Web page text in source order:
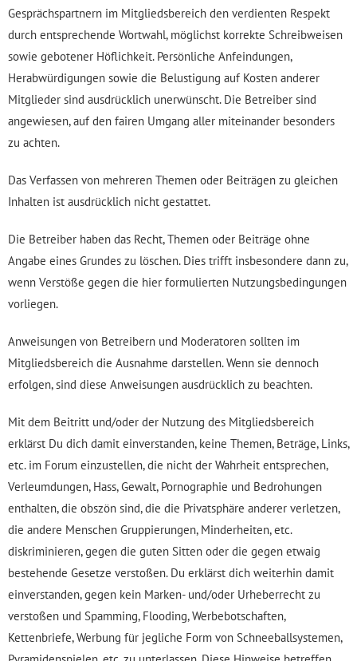
Gesprächspartnern im Mitgliedsbereich den verdienten Respekt
durch entsprechende Wortwahl, möglichst korrekte Schreibweisen
sowie gebotener Höflichkeit. Persönliche Anfeindungen,
Herabwürdigungen sowie die Belustigung auf Kosten anderer
Mitglieder sind ausdrücklich unerwünscht. Die Betreiber sind
angewiesen, auf den fairen Umgang aller miteinander besonders
zu achten.
Das Verfassen von mehreren Themen oder Beiträgen zu gleichen
Inhalten ist ausdrücklich nicht gestattet.
Die Betreiber haben das Recht, Themen oder Beiträge ohne
Angabe eines Grundes zu löschen. Dies trifft insbesondere dann zu,
wenn Verstöße gegen die hier formulierten Nutzungsbedingungen
vorliegen.
Anweisungen von Betreibern und Moderatoren sollten im
Mitgliedsbereich die Ausnahme darstellen. Wenn sie dennoch
erfolgen, sind diese Anweisungen ausdrücklich zu beachten.
Mit dem Beitritt und/oder der Nutzung des Mitgliedsbereich
erklärst Du dich damit einverstanden, keine Themen, Beträge, Links,
etc. im Forum einzustellen, die nicht der Wahrheit entsprechen,
Verleumdungen, Hass, Gewalt, Pornographie und Bedrohungen
enthalten, die obszön sind, die die Privatsphäre anderer verletzen,
die andere Menschen Gruppierungen, Minderheiten, etc.
diskriminieren, gegen die guten Sitten oder die gegen etwaig
bestehende Gesetze verstoßen. Du erklärst dich weiterhin damit
einverstanden, gegen kein Marken- und/oder Urheberrecht zu
verstoßen und Spamming, Flooding, Werbebotschaften,
Kettenbriefe, Werbung für jegliche Form von Schneeballsystemen,